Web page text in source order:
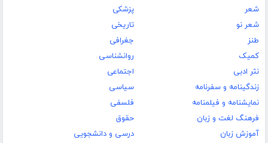
شعر
شعر نو
طنز
کمیک
نثر ادبی
زندگینامه و سفرنامه
نمایشنامه و فیلمنامه
فرهنگ لغت و زبان
آموزش زبان
پزشکی
تاریخی
جغرافی
روانشناسی
اجتماعی
سیاسی
فلسفی
حقوق
درسی و دانشجویی